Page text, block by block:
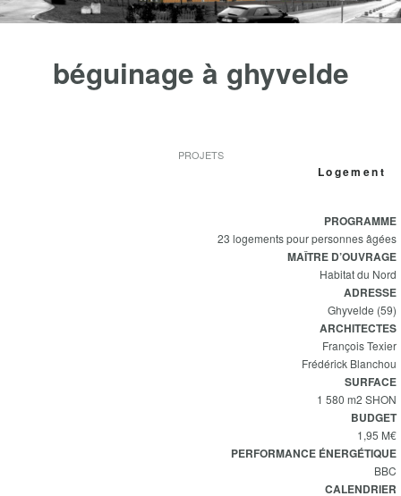
béguinage à ghyvelde
PROJETS
Logement
PROGRAMME
23 logements pour personnes âgées
MAÎTRE D’OUVRAGE
Habitat du Nord
ADRESSE
Ghyvelde (59)
ARCHITECTES
François Texier
Frédérick Blanchou
SURFACE
1 580 m2 SHON
BUDGET
1,95 M€
PERFORMANCE ÉNERGÉTIQUE
BBC
CALENDRIER